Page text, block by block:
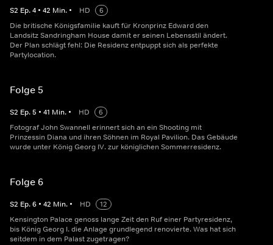
S2 Ep.4 • 42 Min. • HD
6
Die britische Königsfamilie kauft für Kronprinz Edward den
Landsitz Sandringham House damit er seinen Lebensstil ändert.
Der Plan schlägt fehl: Die Residenz entpuppt sich als perfekte
Partylocation.
Folge 5
S2 Ep.5 • 41 Min. • HD
6
Fotograf John Swannell erinnert sich an ein Shooting mit
Prinzessin Diana und ihren Söhnen im Royal Pavilion. Das Gebäude
wurde unter König Georg IV. zur königlichen Sommerresidenz.
Folge 6
S2 Ep.6 • 42 Min. • HD
12
Kensington Palace genoss lange Zeit den Ruf einer Partyresidenz,
bis König Georg I. die Anlage grundlegend renovierte. Was hat sich
seitdem in dem Palast zugetragen?